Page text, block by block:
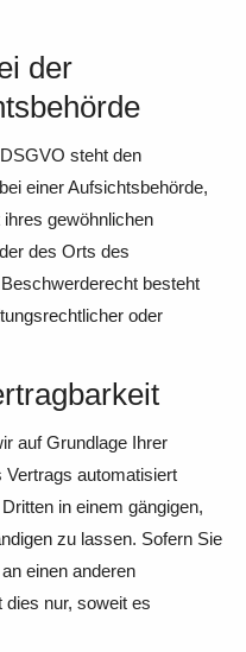
der
steht den
einer Aufsichtsbehörde,
gewöhnlichen
des Orts des
besteht
oder
auf Grundlage Ihrer
Vertrags automatisiert
in einem gängigen,
zu lassen. Sofern Sie
einen anderen
dies nur, soweit es